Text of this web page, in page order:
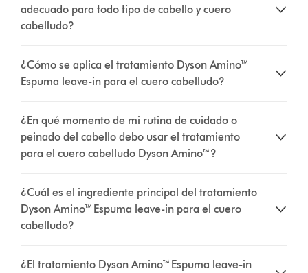
adecuado para todo tipo de cabello y cuero
cabelludo?
¿Cómo se aplica el tratamiento Dyson Amino™
Espuma leave-in para el cuero cabelludo?
¿En qué momento de mi rutina de cuidado o
peinado del cabello debo usar el tratamiento
para el cuero cabelludo Dyson Amino™?
¿Cuál es el ingrediente principal del tratamiento
Dyson Amino™ Espuma leave-in para el cuero
cabelludo?
¿El tratamiento Dyson Amino™ Espuma leave-in